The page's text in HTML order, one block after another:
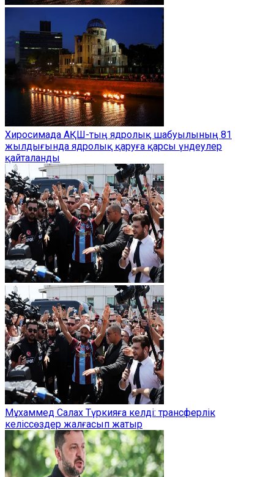
Хиросимада АҚШ-тың ядролық шабуылының 81
жылдығында ядролық қаруға қарсы үндеулер
қайталанды
Мұхаммед Салах Түркияға келді: трансферлік
келіссөздер жалғасып жатыр